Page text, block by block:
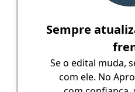
Sempre
Se o edital muda,
com ele. No